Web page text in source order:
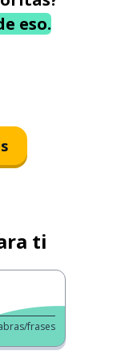
eso.
ti
frases